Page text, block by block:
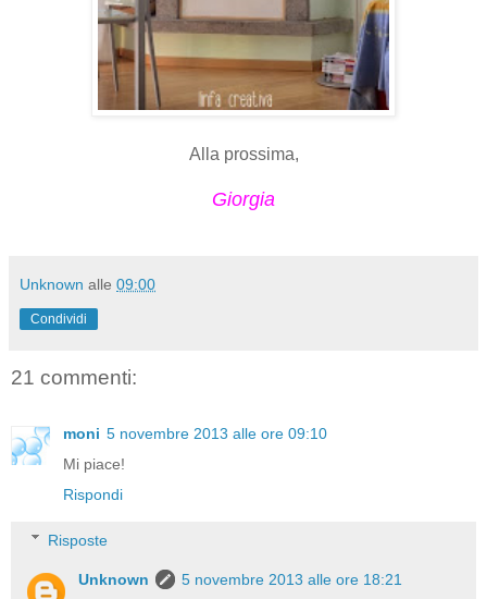
Alla prossima,
Giorgia
Unknown alle 09:00
Condividi
21 commenti:
moni 5 novembre 2013 alle ore 09:10
Mi piace!
Rispondi
Risposte
Unknown
5 novembre 2013 alle ore 18:21